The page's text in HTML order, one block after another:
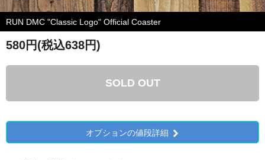
RUN DMC "Classic Logo" Official Coaster
580円(税込638円)
SOLD OUT
オプションの値段詳細